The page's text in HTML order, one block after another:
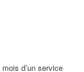
d’un service